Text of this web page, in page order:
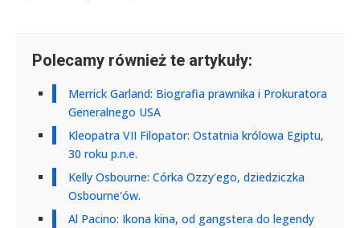
Polecamy również te artykuły:
Merrick Garland: Biografia prawnika i Prokuratora
Generalnego USA
Kleopatra VII Filopator: Ostatnia królowa Egiptu,
30 roku p.n.e.
Kelly Osbourne: Córka Ozzy'ego, dziedziczka
Osbourne'ów.
Al Pacino: Ikona kina, od gangstera do legendy